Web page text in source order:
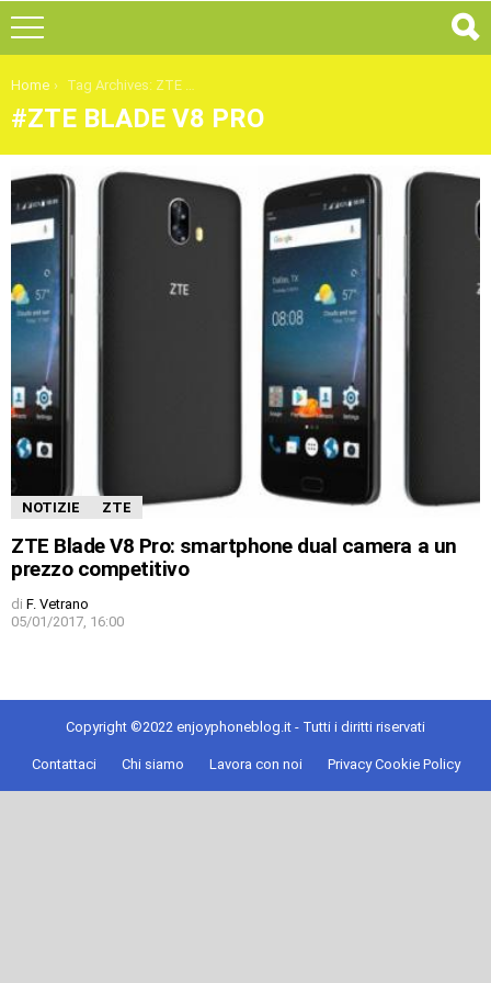
You are here:
Home Tag Archives: ZTE Blade V8 Pro
ZTE BLADE V8 PRO
ULTIMI
ARTICOLI
NOTIZIE ZTE
ZTE Blade V8 Pro: smartphone dual camera a un
prezzo competitivo
di F. Vetrano
05/01/2017, 16:00
Copyright ©2022 enjoyphoneblog.it - Tutti i diritti riservati
Contattaci Chi siamo Lavora con noi Privacy Cookie Policy